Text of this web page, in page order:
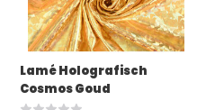
Lamé Holografisch
Cosmos Goud